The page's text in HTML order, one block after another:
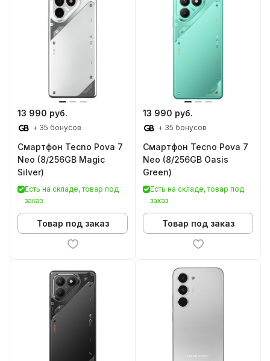
13 990 руб.
+ 35 бонусов
Смартфон Tecno Pova 7
Neo (8/256GB Magic
Silver)
Есть на складе, товар под
заказ
Товар под заказ
13 990 руб.
+ 35 бонусов
Смартфон Tecno Pova 7
Neo (8/256GB Oasis
Green)
Есть на складе, товар под
заказ
Товар под заказ